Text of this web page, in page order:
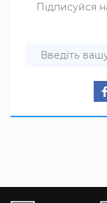
Підписуйся